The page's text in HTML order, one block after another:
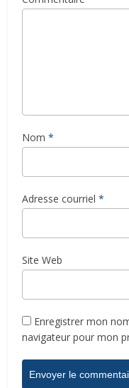
Nom *
Adresse courriel *
Site Web
Enregistrer mon
navigateur pour mon